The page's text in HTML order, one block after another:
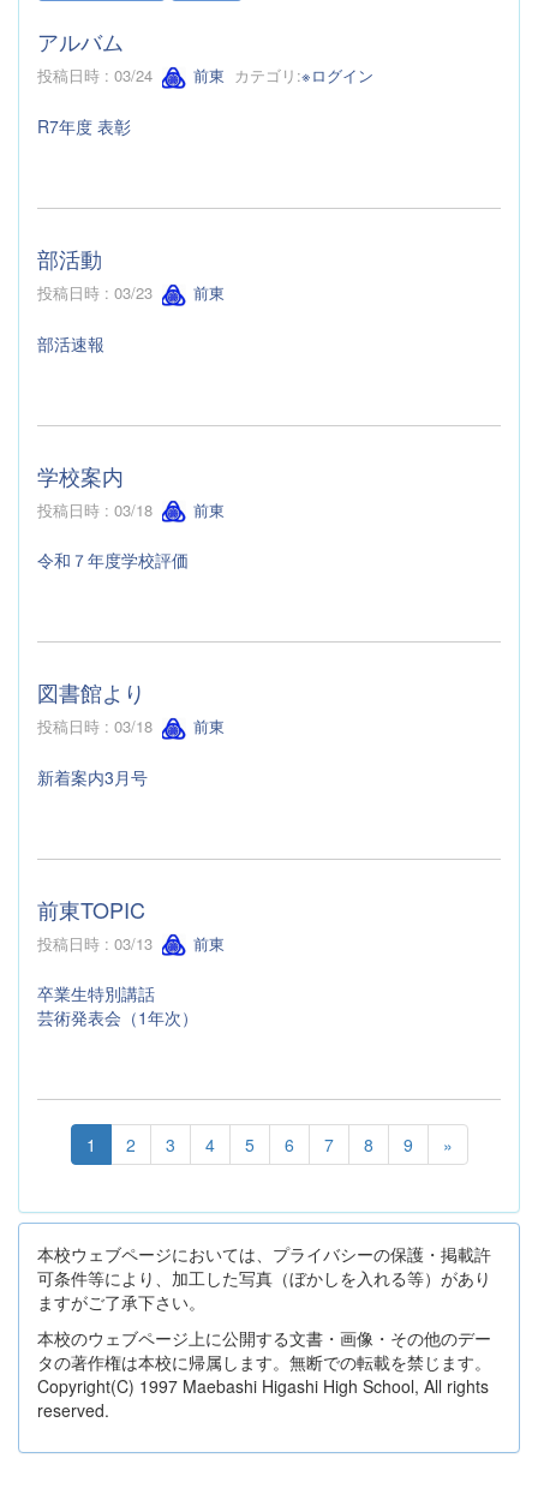
アルバム
投稿日時 : 03/24 前東 カテゴリ:※ログイン
R7年度 表彰
部活動
投稿日時 : 03/23 前東
部活速報
学校案内
投稿日時 : 03/18 前東
令和７年度学校評価
図書館より
投稿日時 : 03/18 前東
新着案内3月号
前東TOPIC
投稿日時 : 03/13 前東
卒業生特別講話
芸術発表会（1年次）
1 2 3 4 5 6 7 8 9 »
本校ウェブページにおいては、プライバシーの保護・掲載許
可条件等により、加工した写真（ぼかしを入れる等）があり
ますがご了承下さい。
本校のウェブページ上に公開する文書・画像・その他のデー
タの著作権は本校に帰属します。無断での転載を禁じます。
Copyright(C) 1997 Maebashi Higashi High School, All rights
reserved.